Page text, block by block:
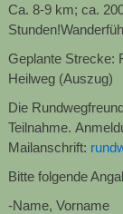
Ca. 8-9 km; ca.
Stunden!
Geplante Strecke:
Heilweg (Auszug)
Die
Teilnahme.
Mailanschrift:
Bitte folgende
-Name, Vorname